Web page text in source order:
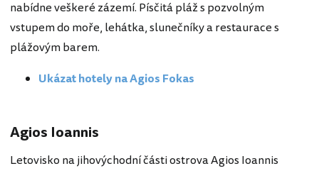
nabídne veškeré zázemí. Písčitá pláž s pozvolným
vstupem do moře, lehátka, slunečníky a restaurace s
plážovým barem.
Ukázat hotely na Agios Fokas
Agios Ioannis
Letovisko na jihovýchodní části ostrova Agios Ioannis